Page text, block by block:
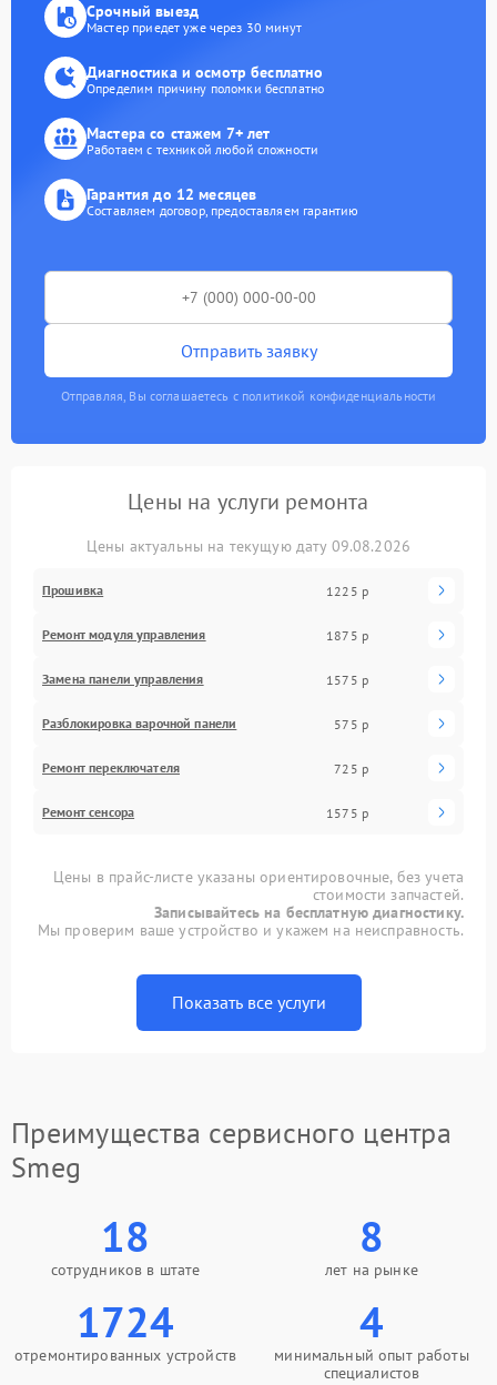
Срочный выезд
Мастер приедет уже через 30 минут
Диагностика и осмотр бесплатно
Определим причину поломки бесплатно
Мастера со стажем 7+ лет
Работаем с техникой любой сложности
Гарантия до 12 месяцев
Составляем договор, предоставляем гарантию
Отправить заявку
Отправляя, Вы соглашаетесь с политикой конфиденциальности
Цены на услуги ремонта
Цены актуальны на текущую дату 09.08.2026
Прошивка 1225 р
Ремонт модуля управления 1875 р
Замена панели управления 1575 р
Разблокировка варочной панели 575 р
Ремонт переключателя 725 р
Ремонт сенсора 1575 р
Цены в прайс-листе указаны ориентировочные, без учета
стоимости запчастей.
Записывайтесь на бесплатную диагностику.
Мы проверим ваше устройство и укажем на неисправность.
Показать все услуги
Преимущества сервисного центра
Smeg
18
сотрудников в штате
8
лет на рынке
1724
отремонтированных устройств
4
минимальный опыт работы
специалистов